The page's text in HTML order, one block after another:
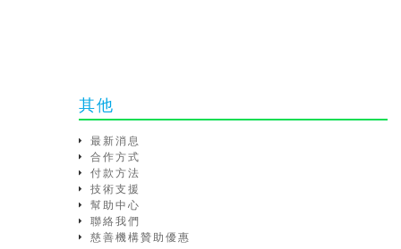
其他
最新消息
合作方式
付款方法
技術支援
幫助中心
聯絡我們
慈善機構贊助優惠